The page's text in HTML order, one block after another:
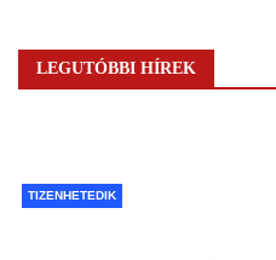
LEGUTÓBBI HÍREK
TIZENHETEDIK